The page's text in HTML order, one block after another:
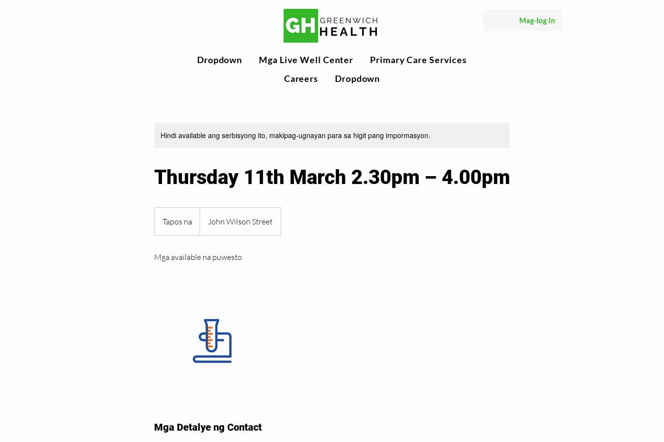
Mag-log In
Dropdown Mga Live Well Center
Primary Care Services
Careers
Dropdown
Hindi available ang serbisyong ito, makipag-ugnayan para sa higit pang impormasyon.
Thursday 11th March 2.30pm – 4.00pm
Tapos na
a
o
John Wilson Street
Mga available na puwesto
Mga Detalye ng Contact